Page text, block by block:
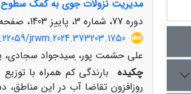
مدیریت نزولات جوی به کمک سطوح
دوره 77، شماره 3، پاییز 1403، صفحه
jrwm.2024.373203.1750
علی حشمت پور، ِسیدجواد
چکیده
بارندگی کم همراه با
روزافزون تقاضا آب در این